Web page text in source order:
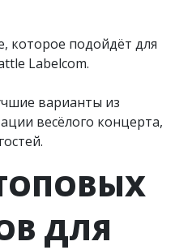
которое подойдёт для
Labelcom.
варианты из
весёлого концерта,
ДЛЯ